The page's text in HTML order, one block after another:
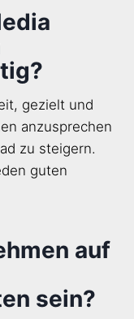
gezielt und
anzusprechen
zu steigern.
guten
auf
sein?